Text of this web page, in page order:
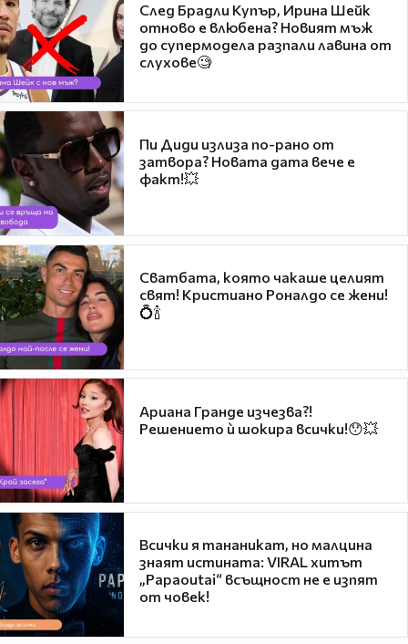
След Брадли Купър, Ирина Шейк
отново е влюбена? Новият мъж
до супермодела разпали лавина от
слухове🧐
Пи Диди излиза по-рано от
затвора? Новата дата вече е
факт!💥
Сватбата, която чакаше целият
свят! Кристиано Роналдо се жени!
💍🍾
Ариана Гранде изчезва?!
Решението ѝ шокира всички!😯💥
Всички я тананикат, но малцина
знаят истината: VIRAL хитът
„Papaoutai“ всъщност не е изпят
от човек!